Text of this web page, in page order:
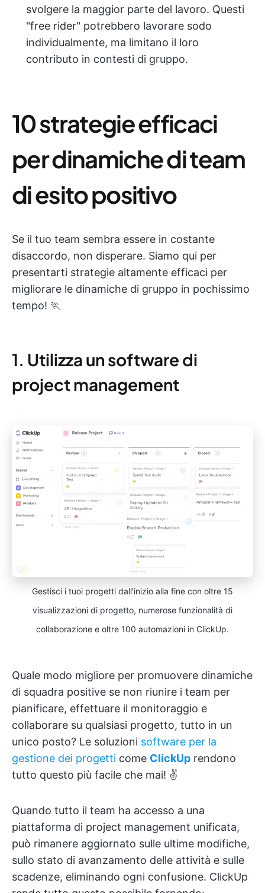
svolgere la maggior parte del lavoro. Questi
"free rider" potrebbero lavorare sodo
individualmente, ma limitano il loro
contributo in contesti di gruppo.
10 strategie efficaci
per dinamiche di team
di esito positivo
Se il tuo team sembra essere in costante
disaccordo, non disperare. Siamo qui per
presentarti strategie altamente efficaci per
migliorare le dinamiche di gruppo in pochissimo
tempo! 🏃
1. Utilizza un software di
project management
Gestisci i tuoi progetti dall'inizio alla fine con oltre 15
visualizzazioni di progetto, numerose funzionalità di
collaborazione e oltre 100 automazioni in ClickUp.
Quale modo migliore per promuovere dinamiche
di squadra positive se non riunire i team per
pianificare, effettuare il monitoraggio e
collaborare su qualsiasi progetto, tutto in un
unico posto? Le soluzioni software per la
gestione dei progetti come ClickUp rendono
tutto questo più facile che mai! ✌️
Quando tutto il team ha accesso a una
piattaforma di project management unificata,
può rimanere aggiornato sulle ultime modifiche,
sullo stato di avanzamento delle attività e sulle
scadenze, eliminando ogni confusione. ClickUp